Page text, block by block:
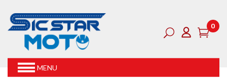
0
MENU